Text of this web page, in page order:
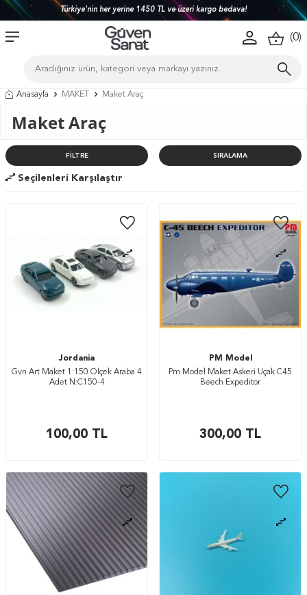
Türkiye'nin her yerine 1450 TL ve üzeri kargo bedava!
(0)
Anasayfa MAKET Maket Araç
Maket Araç
FILTRE SIRALAMA
Seçilenleri Karşılaştır
Jordania
Gvn Art Maket 1:150 Ölçek Araba 4
Adet N:C150-4
100,00 TL
PM Model
Pm Model Maket Askeri Uçak C45
Beech Expeditor
300,00 TL